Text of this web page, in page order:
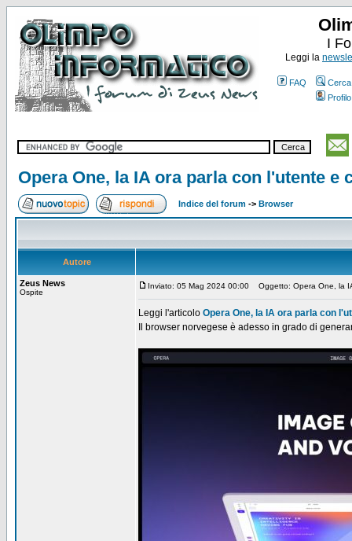
I
Leggi la
FAQ
Cerca
Profilo
Opera One, la IA ora parla con l'utente e
Indice del forum -> Browser
Autore
Zeus News
Ospite
Inviato: 05 Mag 2024 00:00 Oggetto: Opera One, la
Leggi l'articolo Opera One, la IA ora parla con
Il browser norvegese è adesso in grado di